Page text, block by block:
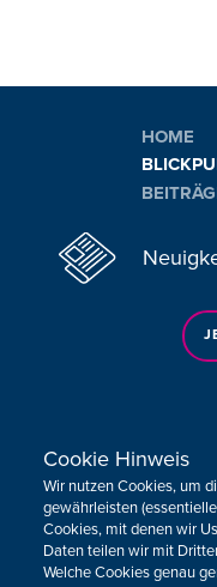
HOME
Sie haben
Cookie Hinweis
Wir nutzen Cookies, um
gewährleisten
Cookies, mit denen wir
Daten teilen wir mit
Welche Cookies genau